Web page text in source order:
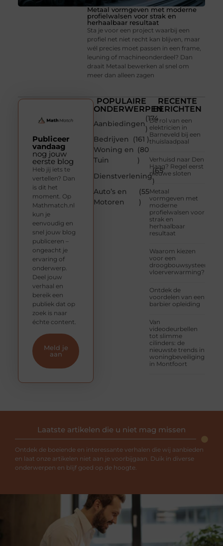
Metaal vormgeven met moderne
profielwalsen voor strak en
herhaalbaar resultaat
Sta je voor een project waarbij een
profiel net niet recht kan blijven, maar
wél precies moet passen in een frame,
leuning of machineonderdeel? Dan
draait Metaal bewerken al snel om
meer dan alleen zagen
POPULAIRE
ONDERWERPEN
Aanbiedingen
(174
)
Bedrijven
(161 )
Woning en
Tuin
(80
)
Dienstverlening
(65
)
Auto’s en
Motoren
(55
)
RECENTE
BERICHTEN
De rol van een
elektricien in
Barneveld bij een
thuislaadpaal
Verhuisd naar Den
Haag? Regel eerst
nieuwe sloten
Metaal
vormgeven met
moderne
profielwalsen voor
strak en
herhaalbaar
resultaat
Waarom kiezen
voor een
droogbouwsysteem
vloerverwarming?
Ontdek de
voordelen van een
barbier opleiding
Van
videodeurbellen
tot slimme
cilinders: de
nieuwste trends in
woningbeveiliging
in Montfoort
Publiceer
vandaag
nog jouw
eerste blog
Heb jij iets te
vertellen? Dan
is dit het
moment. Op
Mathmatch.nl
kun je
eenvoudig en
snel jouw blog
publiceren –
ongeacht je
ervaring of
onderwerp.
Deel jouw
verhaal en
bereik een
publiek dat op
zoek is naar
échte content.
Meld je
aan
Laatste artikelen die u niet mag missen
Ontdek de boeiende en interessante verhalen die wij aanbieden
en laat onze artikelen niet aan je voorbijgaan. Duik in diverse
onderwerpen en blijf goed op de hoogte.